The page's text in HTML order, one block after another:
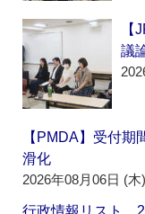
議
【PMDA】受付期
滑化
2026年08月06日 (木)